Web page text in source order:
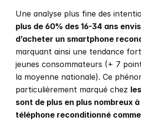
plus de 60% des 16-34 ans
d’acheter un smartphone
marquant ainsi une tendance
jeunes consommateurs (+ 7
la moyenne nationale). Ce
particulièrement marqué chez
sont de plus en plus nombreux
téléphone reconditionné